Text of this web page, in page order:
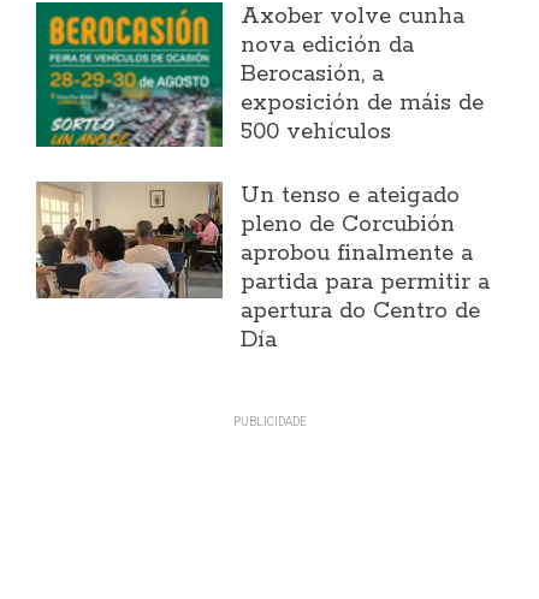
Axober volve cunha
nova edición da
Berocasión, a
exposición de máis de
500 vehículos
Un tenso e ateigado
pleno de Corcubión
aprobou finalmente a
partida para permitir a
apertura do Centro de
Día